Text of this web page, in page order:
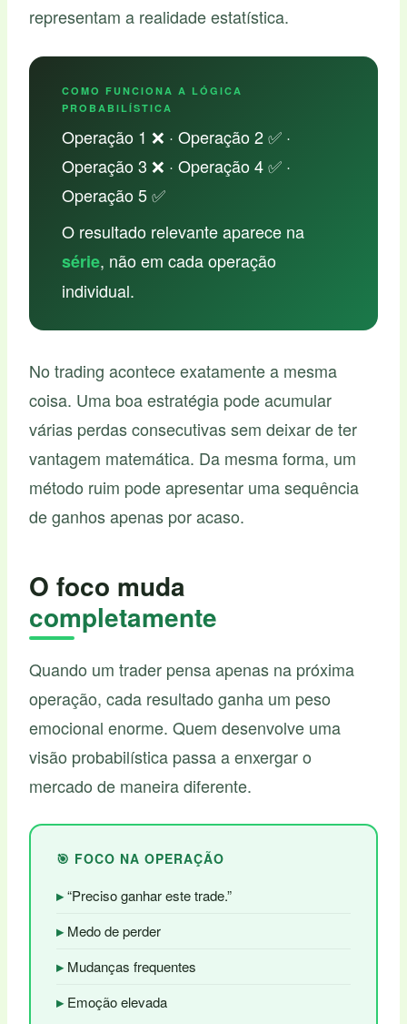
representam a realidade estatística.
COMO FUNCIONA A LÓGICA
PROBABILÍSTICA
Operação 1 ❌ · Operação 2 ✅ ·
Operação 3 ❌ · Operação 4 ✅ ·
Operação 5 ✅
O resultado relevante aparece na
série, não em cada operação
individual.
No trading acontece exatamente a mesma
coisa. Uma boa estratégia pode acumular
várias perdas consecutivas sem deixar de ter
vantagem matemática. Da mesma forma, um
método ruim pode apresentar uma sequência
de ganhos apenas por acaso.
O foco muda
completamente
Quando um trader pensa apenas na próxima
operação, cada resultado ganha um peso
emocional enorme. Quem desenvolve uma
visão probabilística passa a enxergar o
mercado de maneira diferente.
🎯 FOCO NA OPERAÇÃO
“Preciso ganhar este trade.”
Medo de perder
Mudanças frequentes
Emoção elevada